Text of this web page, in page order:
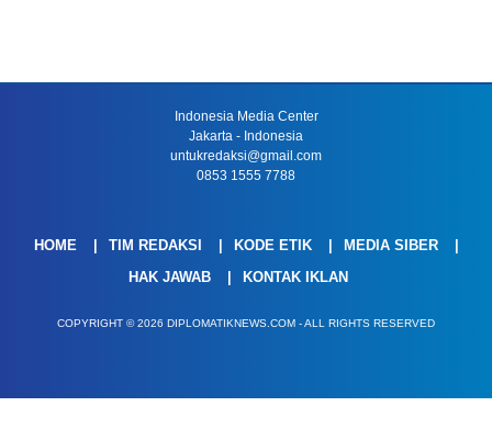
Indonesia Media Center
Jakarta - Indonesia
untukredaksi@gmail.com
0853 1555 7788
HOME TIM REDAKSI KODE ETIK
MEDIA SIBER
HAK JAWAB
KONTAK IKLAN
COPYRIGHT © 2026 DIPLOMATIKNEWS.COM - ALL RIGHTS RESERVED